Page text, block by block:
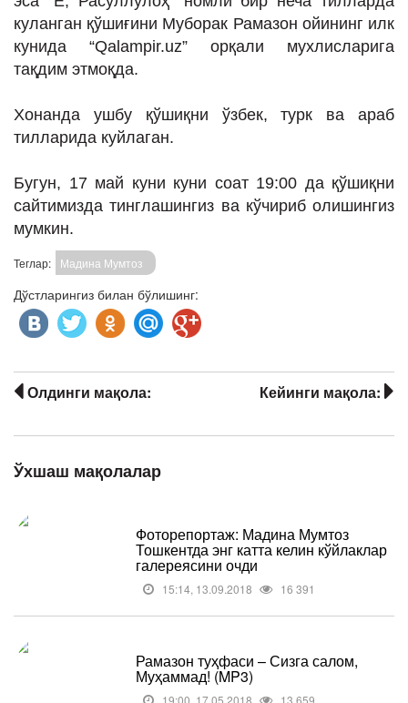
куланган қўшиғини Муборак Рамазон ойининг илк
кунида “Qalampir.uz” орқали мухлисларига
тақдим этмоқда.
Хонанда ушбу қўшиқни ўзбек, турк ва араб
тилларида куйлаган.
Бугун, 17 май куни куни соат 19:00 да қўшиқни
сайтимизда тинглашингиз ва кўчириб олишингиз
мумкин.
Теглар: Мадина Мумтоз
Дўстларингиз билан бўлишинг:
Кейинги мақола:
Олдинги мақола:
Ўхшаш мақолалар
Фоторепортаж: Мадина Мумтоз
Тошкентда энг катта келин кўйлаклар
галереясини очди
15:14, 13.09.2018 16 391
Рамазон туҳфаси – Сизга салом,
Муҳаммад! (MP3)
19:00, 17.05.2018 13 659